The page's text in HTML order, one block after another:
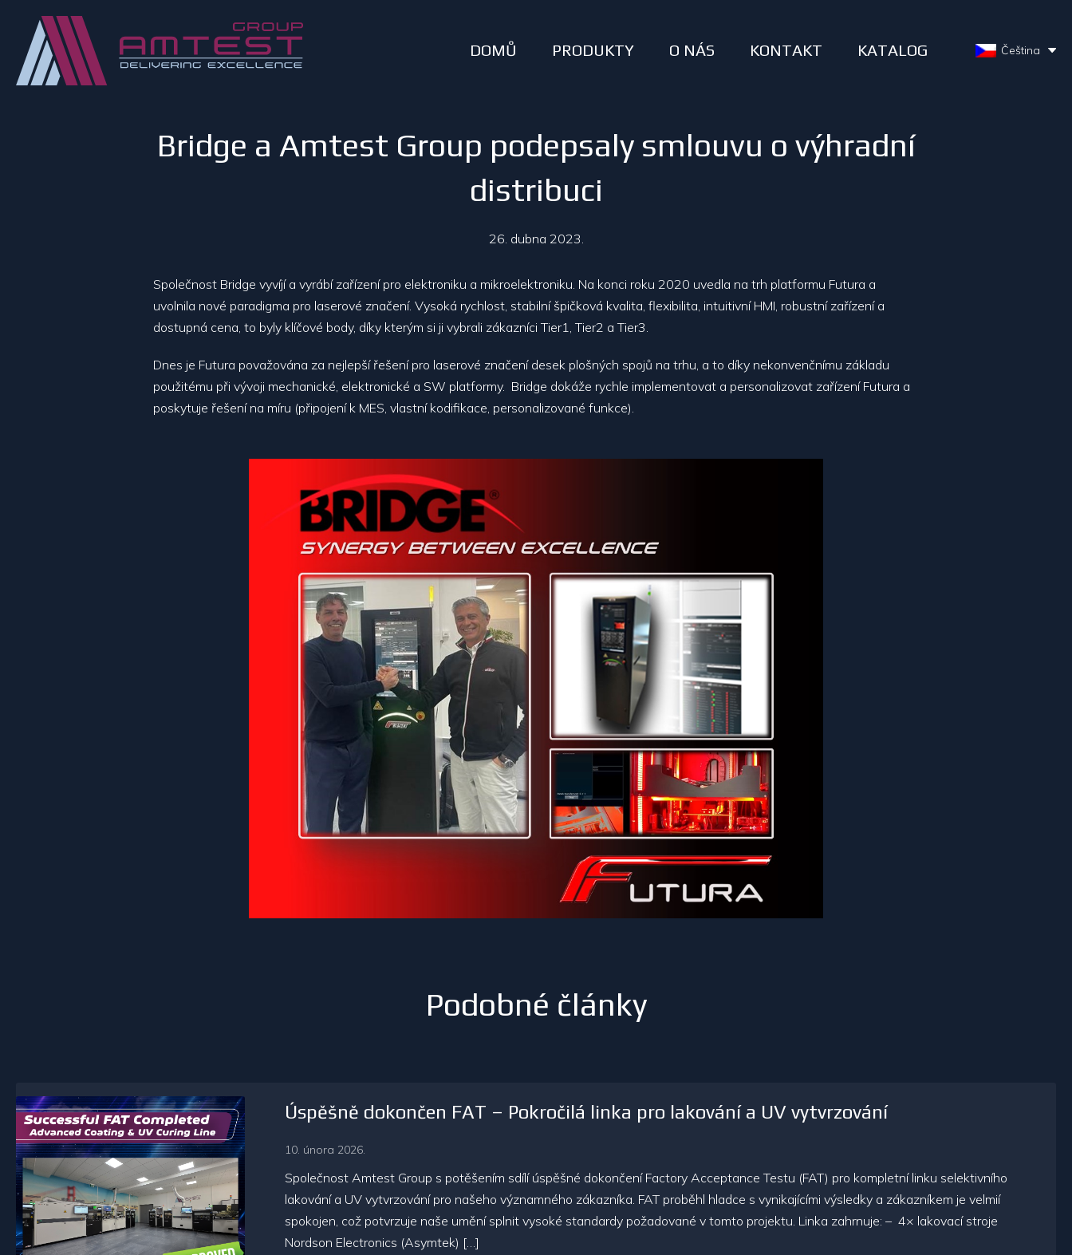
DOMŮ PRODUKTY O NÁS KONTAKT KATALOG Čeština
Bridge a Amtest Group podepsaly smlouvu o výhradní
distribuci
26. dubna 2023.
Společnost Bridge vyvíjí a vyrábí zařízení pro elektroniku a mikroelektroniku. Na konci roku 2020 uvedla na trh platformu Futura a
uvolnila nové paradigma pro laserové značení. Vysoká rychlost, stabilní špičková kvalita, flexibilita, intuitivní HMI, robustní zařízení a
dostupná cena, to byly klíčové body, díky kterým si ji vybrali zákazníci Tier1, Tier2 a Tier3.
Dnes je Futura považována za nejlepší řešení pro laserové značení desek plošných spojů na trhu, a to díky nekonvenčnímu základu
použitému při vývoji mechanické, elektronické a SW platformy. Bridge dokáže rychle implementovat a personalizovat zařízení Futura a
poskytuje řešení na míru (připojení k MES, vlastní kodifikace, personalizované funkce).
Podobné články
Úspěšně dokončen FAT – Pokročilá linka pro lakování a UV vytvrzování
10. února 2026.
Společnost Amtest Group s potěšením sdílí úspěšné dokončení Factory Acceptance Testu (FAT) pro kompletní linku selektivního
lakování a UV vytvrzování pro našeho významného zákazníka. FAT proběhl hladce s vynikajícími výsledky a zákazníkem je velmií
spokojen, což potvrzuje naše umění splnit vysoké standardy požadované v tomto projektu. Linka zahrnuje: – 4× lakovací stroje
Nordson Electronics (Asymtek) […]